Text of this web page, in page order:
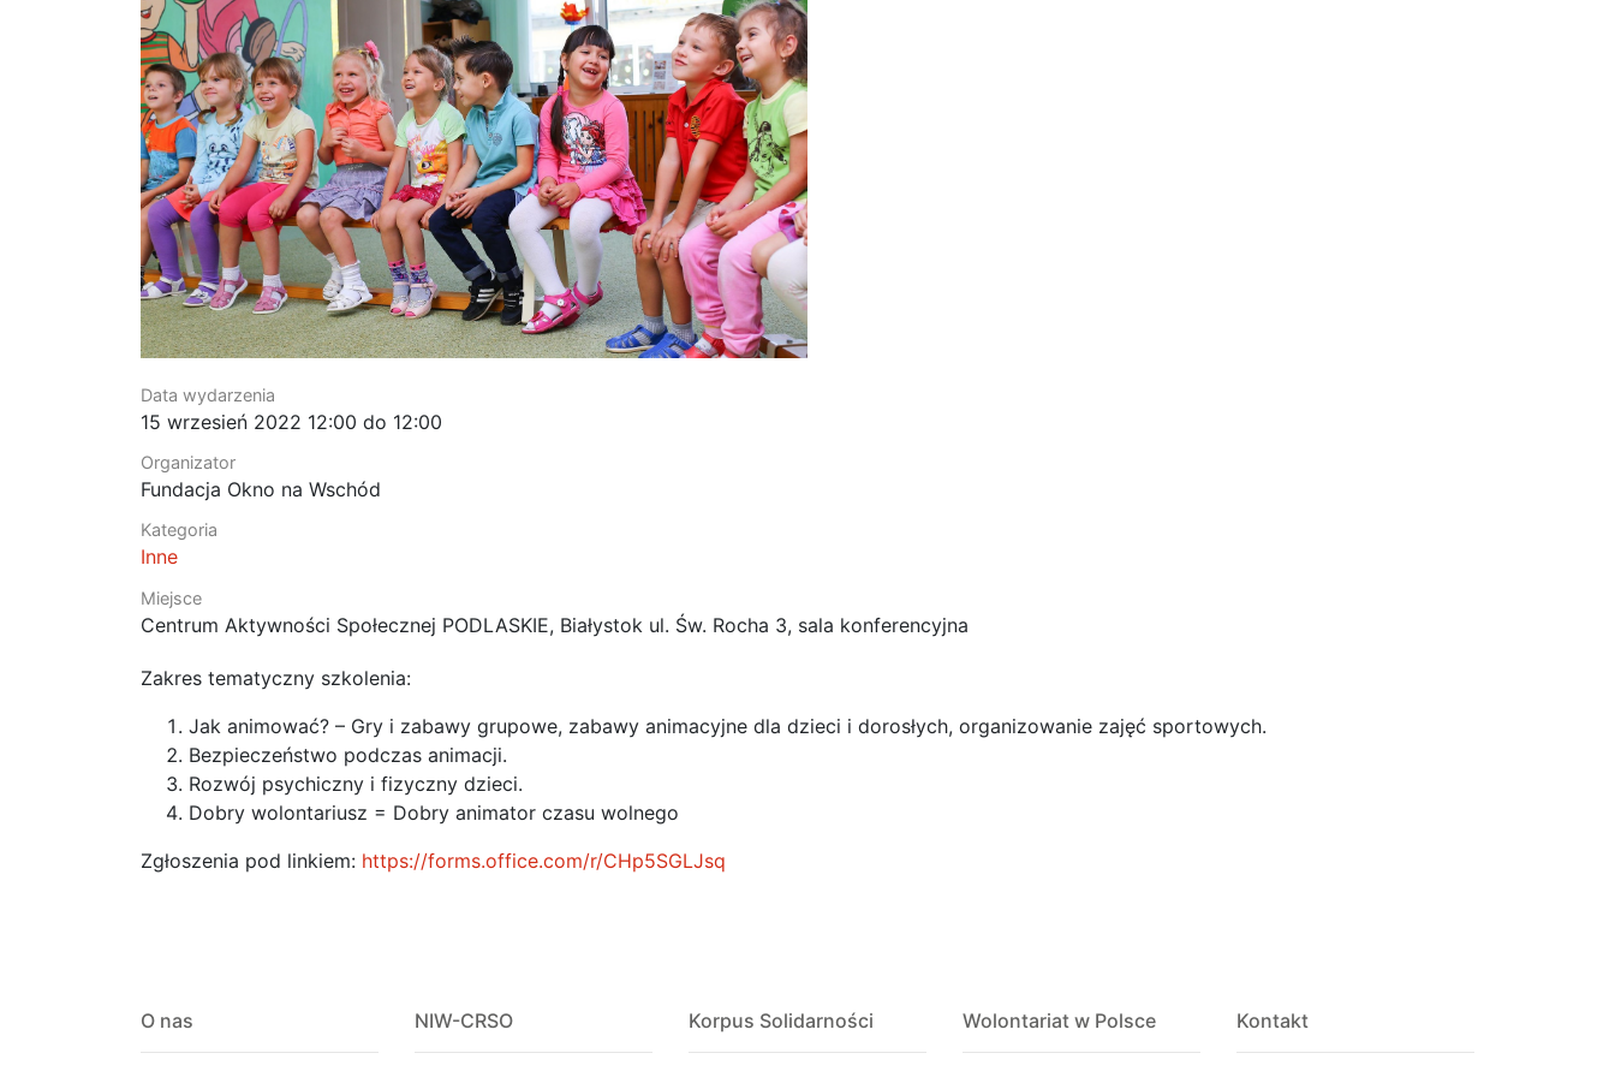
Data wydarzenia
15 wrzesień 2022 12:00 do 12:00
Organizator
Fundacja Okno na Wschód
Kategoria
Inne
Miejsce
Centrum Aktywności Społecznej PODLASKIE, Białystok ul. Św. Rocha 3, sala konferencyjna
Zakres tematyczny szkolenia:
Jak animować? – Gry i zabawy grupowe, zabawy animacyjne dla dzieci i dorosłych, organizowanie zajęć sportowych.
Bezpieczeństwo podczas animacji.
Rozwój psychiczny i fizyczny dzieci.
Dobry wolontariusz = Dobry animator czasu wolnego
Zgłoszenia pod linkiem: https://forms.office.com/r/CHp5SGLJsq
O nas NIW-CRSO Korpus Solidarności Wolontariat w Polsce Kontakt